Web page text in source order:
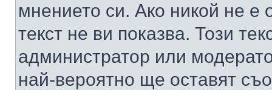
мнението си. Ако никой не е
текст не ви показва. Този
администратор или
най-вероятно ще оставят